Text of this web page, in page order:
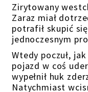
Zirytowany
Zaraz miał
potrafił skupić
jednoczesnym
Wtedy poczuł, jak
pojazd w coś
wypełnił huk
Natychmiast